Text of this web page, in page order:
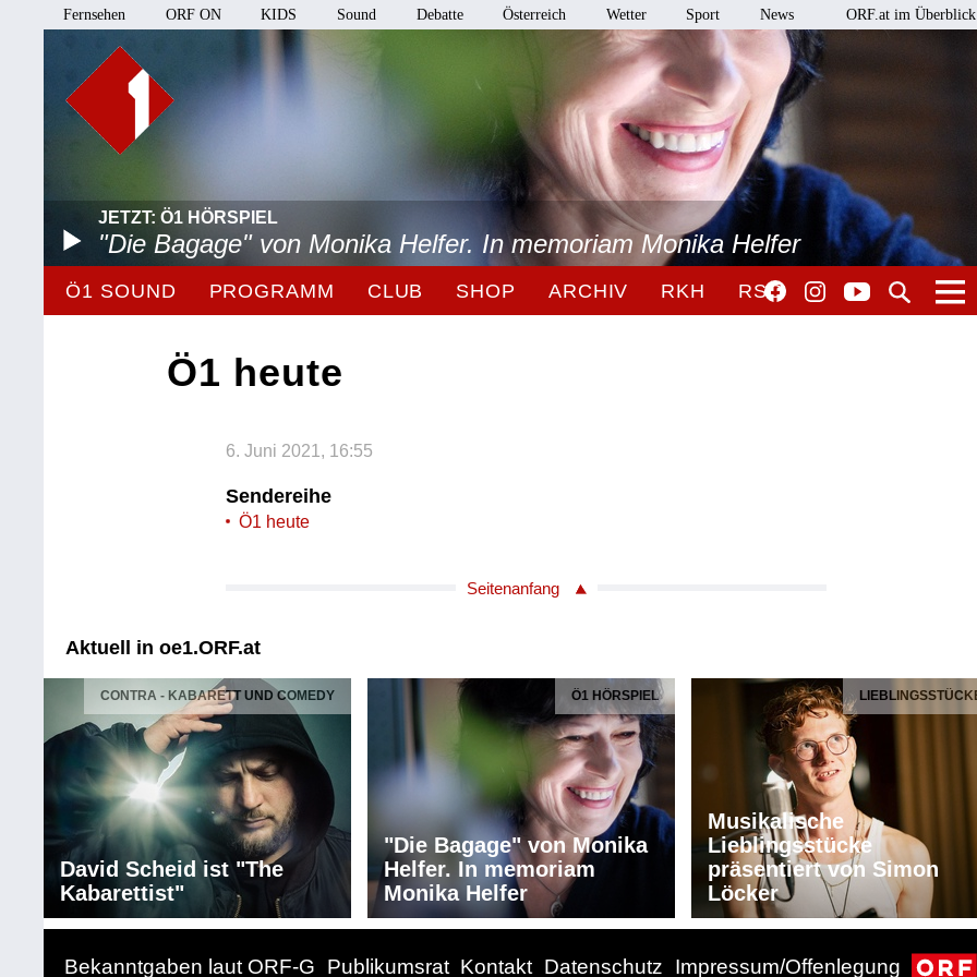
Fernsehen ORF ON KIDS Sound Debatte Österreich Wetter Sport News ORF.at im Überblick
JETZT: Ö1 HÖRSPIEL
"Die Bagage" von Monika Helfer. In memoriam Monika Helfer
Ö1 SOUND PROGRAMM CLUB SHOP ARCHIV RKH RSO
Ö1 heute
6. Juni 2021, 16:55
Sendereihe
Ö1 heute
Seitenanfang
Aktuell in oe1.ORF.at
CONTRA - KABARETT UND COMEDY
David Scheid ist "The
Kabarettist"
Ö1 HÖRSPIEL
"Die Bagage" von Monika
Helfer. In memoriam
Monika Helfer
Musikalische
Lieblingsstücke
präsentiert von Simon
Löcker
Bekanntgaben laut ORF-G Publikumsrat Kontakt Datenschutz Impressum/Offenlegung